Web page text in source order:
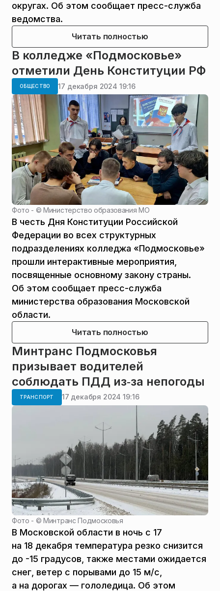
округах. Об этом сообщает пресс-служба
ведомства.
Читать полностью
В колледже «Подмосковье»
отметили День Конституции РФ
ОБЩЕСТВО 17 декабря 2024 19:16
Фото - ©Министерство образования МО
В честь Дня Конституции Российской
Федерации во всех структурных
подразделениях колледжа «Подмосковье»
прошли интерактивные мероприятия,
посвященные основному закону страны.
Об этом сообщает пресс-служба
министерства образования Московской
области.
Читать полностью
Минтранс Подмосковья
призывает водителей
соблюдать ПДД из‑за непогоды
ТРАНСПОРТ 17 декабря 2024 19:16
Фото - ©Минтранс Подмосковья
В Московской области в ночь с 17
на 18 декабря температура резко снизится
до -15 градусов, также местами ожидается
снег, ветер с порывами до 15 м/с,
а на дорогах — гололедица. Об этом